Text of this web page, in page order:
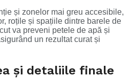
și zonelor mai greu accesibile,
roțile și spațiile dintre barele de
va preveni petele de apă și
un rezultat curat și
și detaliile finale